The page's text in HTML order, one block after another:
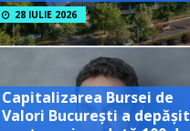
28 IULIE 2026
Capitalizarea Bursei de
Valori București a depășit